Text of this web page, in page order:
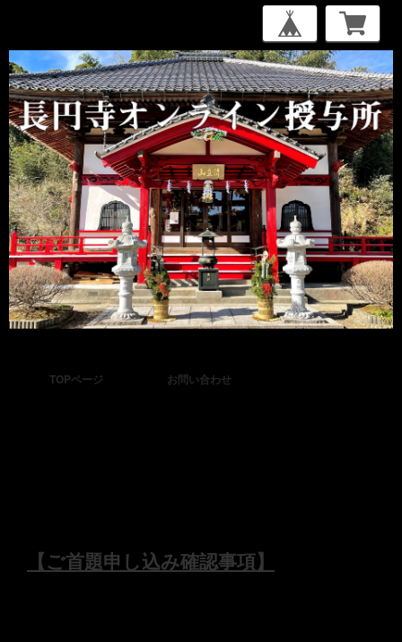
TOPページ お問い合わせ
【ご首題申し込み確認事項】